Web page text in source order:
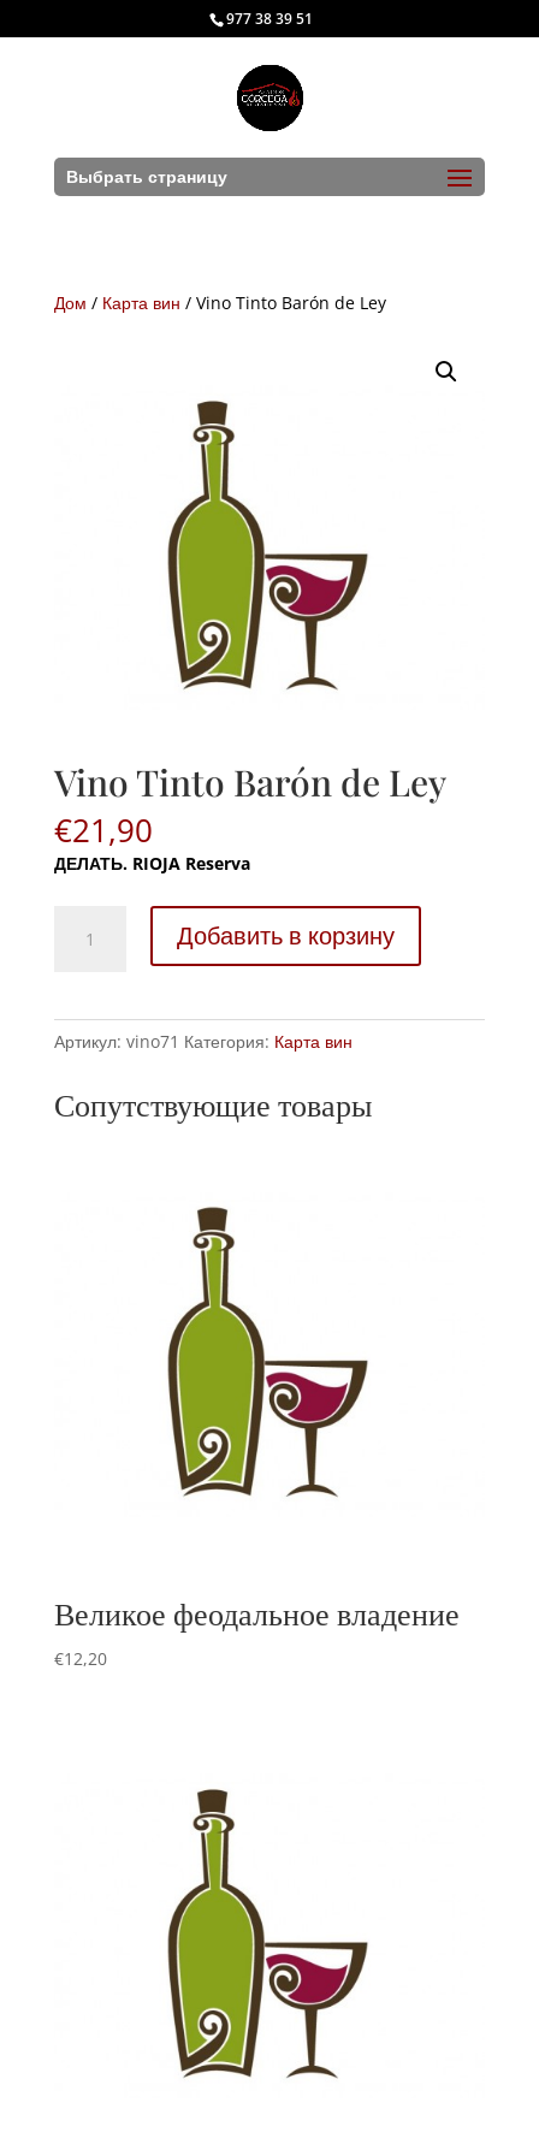
977 38 39 51
Выбрать страницу
Дом / Карта вин / Vino Tinto Barón de Ley
Vino Tinto Barón de Ley
€21,90
ДЕЛАТЬ. RIOJA Reserva
Tinto
количество
Добавить в корзину
Артикул: vino71 Категория: Карта вин
Сопутствующие товары
Великое феодальное владение
€12,20